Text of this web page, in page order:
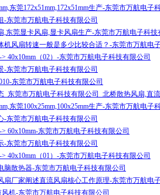
东莞172x51mm,172x51mm生产-东莞市万航电子
-东莞市万航电子科技有限公司
,东莞显卡风扇,显卡风扇生产-东莞市万航电子科技
机风扇转速一般是多少比较合适？-东莞市万航电
> 40x10mm（02）-东莞市万航电子科技有限公司
-东莞市万航电子科技有限公司
东莞市万航电子科技有限公司
_东莞市万航电子科技有限公司_北桥散热风扇,直
东莞100x25mm,100x25mm生产-东莞市万航电子
-东莞市万航电子科技有限公司
> 60x10mm-东莞市万航电子科技有限公司
-东莞市万航电子科技有限公司
> 40x10mm（01）-东莞市万航电子科技有限公司
脑散热器-东莞市万航电子科技有限公司
扇厂家阐述直流风扇核心工作原理-东莞市万航电
风机-东莞市万航电子科技有限公司